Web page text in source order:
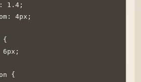
1.4;
4px;
{
6px;
{